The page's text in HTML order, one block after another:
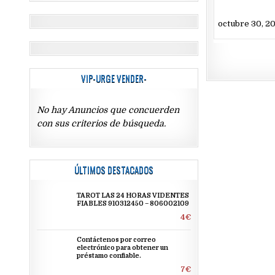
octubre 30,
VIP-URGE VENDER-
No hay Anuncios que concuerden
con sus criterios de búsqueda.
ÚLTIMOS DESTACADOS
TAROT LAS 24 HORAS VIDENTES
FIABLES 910312450 – 806002109
4€
Contáctenos por correo
electrónico para obtener un
préstamo confiable.
7€